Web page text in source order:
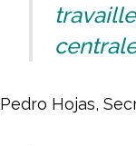
Pedro Hojas,